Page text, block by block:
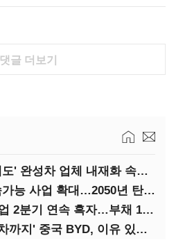
댓글 더보기
(영상)'배터리도 소재도' 완성차 업체 내재화 속도낸다
LG화학, 친환경 지속가능 사업 확대…2050년 탄소중립 달성
금호석화, 리조트 사업 2분기 연속 흑자…부채 170%↓
'배터리 기업이 전기차까지' 중국 BYD, 이유 있는 선전